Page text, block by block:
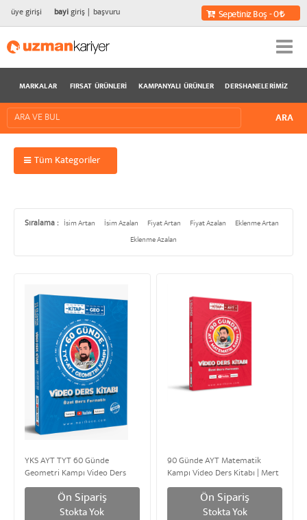
üye girişi bayigiriş başvuru Sepetiniz Boş - 0
MARKALAR FIRSAT ÜRÜNLERI KAMPANYALI ÜRÜNLER DERSHANELERIMIZ
Tüm Kategoriler
Sıralama : İsim Artan İsim Azalan Fiyat Artan Fiyat Azalan
Eklenme Artan
Eklenme Azalan
YKS AYT TYT 60 Günde
Geometri Kampı Video Ders
Kitabı (Özel Ders Formatlı) |
Mert Hoca Yayınları
Ön Sipariş
Stokta Yok
90 Günde AYT Matematik
Kampı Video Ders Kitabı | Mert
Hoca Yayınları
Ön Sipariş
Stokta Yok